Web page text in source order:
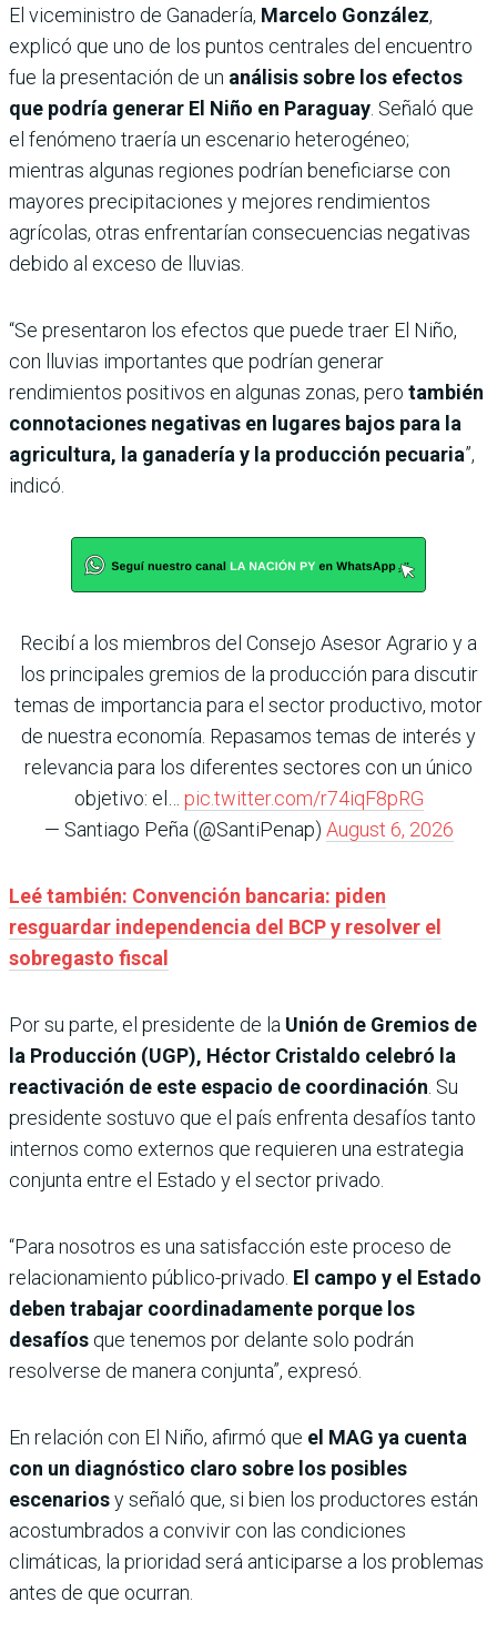
El viceministro de Ganadería, Marcelo González,
explicó que uno de los puntos centrales del encuentro
fue la presentación de un análisis sobre los efectos
que podría generar El Niño en Paraguay. Señaló que
el fenómeno traería un escenario heterogéneo;
mientras algunas regiones podrían beneficiarse con
mayores precipitaciones y mejores rendimientos
agrícolas, otras enfrentarían consecuencias negativas
debido al exceso de lluvias.
“Se presentaron los efectos que puede traer El Niño,
con lluvias importantes que podrían generar
rendimientos positivos en algunas zonas, pero también
connotaciones negativas en lugares bajos para la
agricultura, la ganadería y la producción pecuaria”,
indicó.
Recibí a los miembros del Consejo Asesor Agrario y a
los principales gremios de la producción para discutir
temas de importancia para el sector productivo, motor
de nuestra economía. Repasamos temas de interés y
relevancia para los diferentes sectores con un único
objetivo: el… pic.twitter.com/r74iqF8pRG
— Santiago Peña (@SantiPenap) August 6, 2026
Leé también: Convención bancaria: piden
resguardar independencia del BCP y resolver el
sobregasto fiscal
Por su parte, el presidente de la Unión de Gremios de
la Producción (UGP), Héctor Cristaldo celebró la
reactivación de este espacio de coordinación. Su
presidente sostuvo que el país enfrenta desafíos tanto
internos como externos que requieren una estrategia
conjunta entre el Estado y el sector privado.
“Para nosotros es una satisfacción este proceso de
relacionamiento público-privado. El campo y el Estado
deben trabajar coordinadamente porque los
desafíos que tenemos por delante solo podrán
resolverse de manera conjunta”, expresó.
En relación con El Niño, afirmó que el MAG ya cuenta
con un diagnóstico claro sobre los posibles
escenariosy señaló que, si bien los productores están
acostumbrados a convivir con las condiciones
climáticas, la prioridad será anticiparse a los problemas
antes de que ocurran.